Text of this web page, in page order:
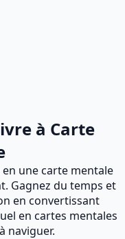
à Carte
une carte mentale
Gagnez du temps et
en convertissant
en cartes mentales
naviguer.